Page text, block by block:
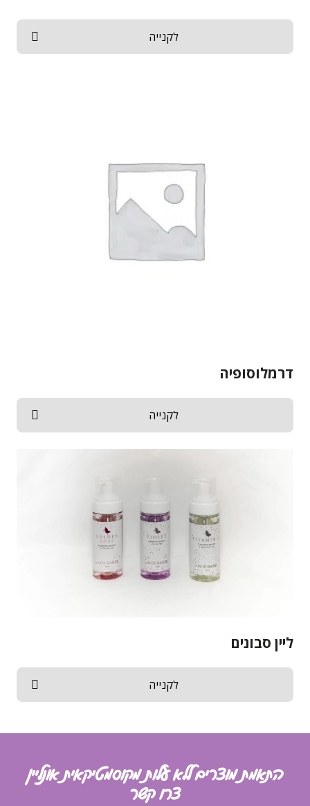
לקנייה
דרמלוסופיה
לקנייה
ליין סבונים
לקנייה
התאמת מוצרים ללא עלות מקוסמטיקאית אונליין
צרו קשר